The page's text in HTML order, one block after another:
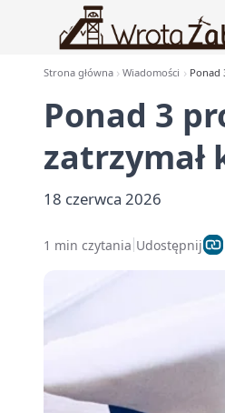
Strona główna Wiadomości Ponad
Ponad 3
zatrzymał
18 czerwca 2026
1 min czytania Udostępnij